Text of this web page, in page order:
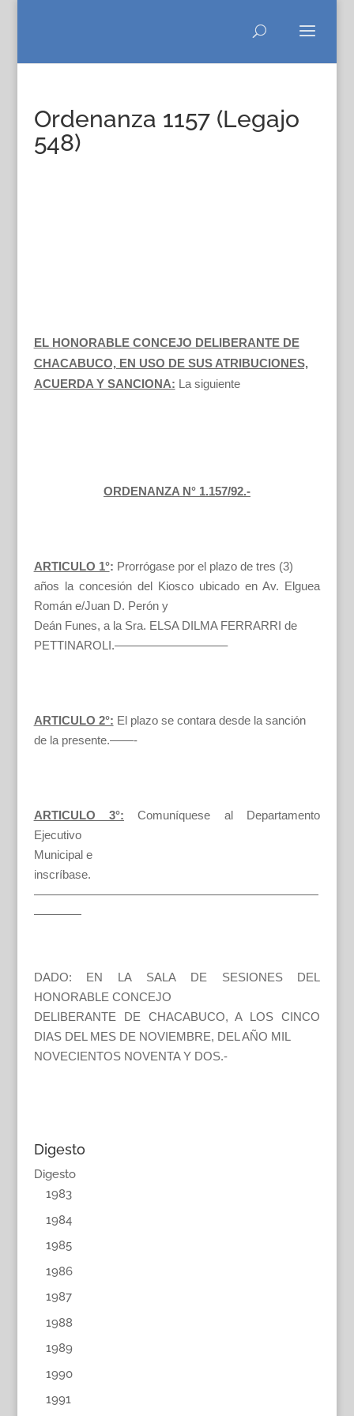
Ordenanza 1157 (Legajo
548)
EL HONORABLE CONCEJO DELIBERANTE DE
CHACABUCO, EN USO DE SUS ATRIBUCIONES,
ACUERDA Y SANCIONA: La siguiente
ORDENANZA N° 1.157/92.-
ARTICULO 1°: Prorrógase por el plazo de tres (3)
años la concesión del Kiosco ubicado en Av. Elguea
Román e/Juan D. Perón y
Deán Funes, a la Sra. ELSA DILMA FERRARRI de
PETTINAROLI.—————————–
ARTICULO 2°: El plazo se contara desde la sanción
de la presente.——-
ARTICULO 3°: Comuníquese al Departamento
Ejecutivo
Municipal e
inscríbase.
————————————————————————
————
DADO: EN LA SALA DE SESIONES DEL
HONORABLE CONCEJO
DELIBERANTE DE CHACABUCO, A LOS CINCO
DIAS DEL MES DE NOVIEMBRE, DEL AÑO MIL
NOVECIENTOS NOVENTA Y DOS.-
Digesto
Digesto
1983
1984
1985
1986
1987
1988
1989
1990
1991